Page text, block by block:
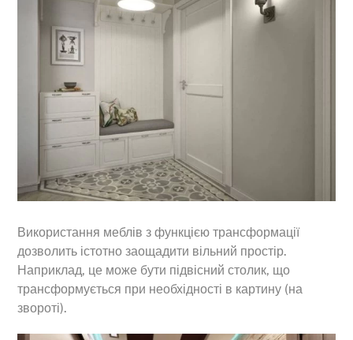
Використання меблів з функцією трансформації
дозволить істотно заощадити вільний простір.
Наприклад, це може бути підвісний столик, що
трансформується при необхідності в картину (на
звороті).